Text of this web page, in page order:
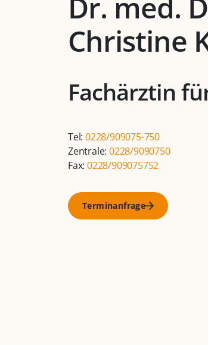
Christine
Fachärztin
Tel: 0228/909075-750
Zentrale: 0228/9090750
Fax: 0228/909075752
Terminanfrage